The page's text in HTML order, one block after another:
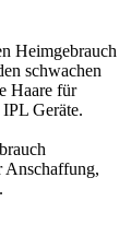
Heimgebrauch
schwachen
Haare für
Geräte.
Anschaffung,